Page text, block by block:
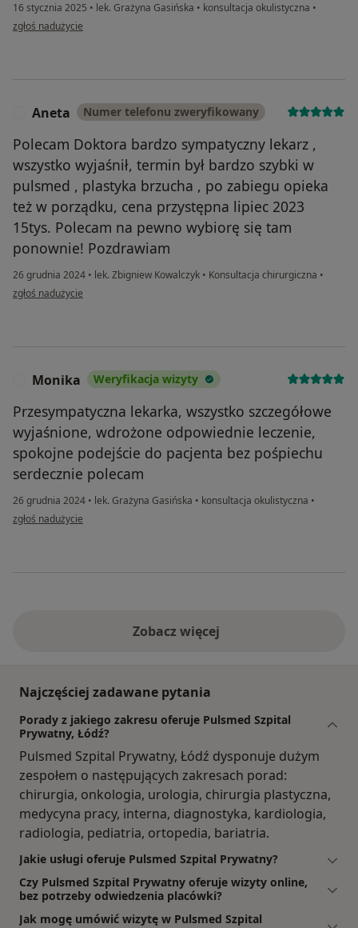
16 stycznia 2025 • lek. Grażyna Gasińska • konsultacja okulistyczna •
w opinii użytkownika Klaudia
zgłoś nadużycie
Aneta Numer telefonu zweryfikowany
Polecam Doktora bardzo sympatyczny lekarz ,
wszystko wyjaśnił, termin był bardzo szybki w
pulsmed , plastyka brzucha , po zabiegu opieka
też w porządku, cena przystępna lipiec 2023
15tys. Polecam na pewno wybiorę się tam
ponownie! Pozdrawiam
26 grudnia 2024 • lek. Zbigniew Kowalczyk • Konsultacja chirurgiczna •
w opinii użytkownika Aneta
zgłoś nadużycie
Monika Weryfikacja wizyty
Przesympatyczna lekarka, wszystko szczegółowe
wyjaśnione, wdrożone odpowiednie leczenie,
spokojne podejście do pacjenta bez pośpiechu
serdecznie polecam
26 grudnia 2024 • lek. Grażyna Gasińska • konsultacja okulistyczna •
w opinii użytkownika Monika
zgłoś nadużycie
Zobacz więcej
Najczęściej zadawane pytania
Porady z jakiego zakresu oferuje Pulsmed Szpital
Prywatny, Łódź?
Pulsmed Szpital Prywatny, Łódź dysponuje dużym
zespołem o następujących zakresach porad:
chirurgia, onkologia, urologia, chirurgia plastyczna,
medycyna pracy, interna, diagnostyka, kardiologia,
radiologia, pediatria, ortopedia, bariatria.
Jakie usługi oferuje Pulsmed Szpital Prywatny?
Czy Pulsmed Szpital Prywatny oferuje wizyty online,
bez potrzeby odwiedzenia placówki?
Jak mogę umówić wizytę w Pulsmed Szpital